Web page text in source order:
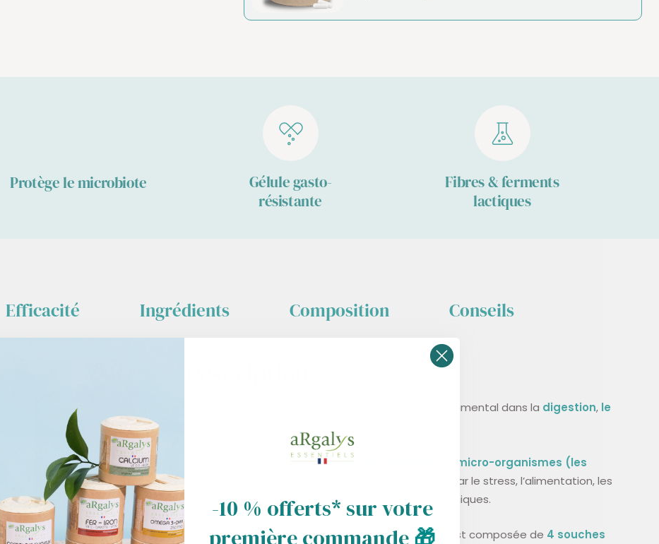
Protège le microbiote
Gélule gasto-
résistante
Fibres & ferments
lactiques
Efficacité Ingrédients Composition Conseils
La flore intestinale, ou microbiote, joue un rôle fondamental dans la digestion, le
Elle est constituée de plus de 100 000 milliards de micro-organismes (les
, dont l’équilibre peut être perturbé par le stress, l’alimentation, les
traitements antibiotiques ou les déséquilibres chroniques.
Pour maintenir l'équilibre de la flore, notre formule est composée de 4 souches
-10 % offerts* sur votre